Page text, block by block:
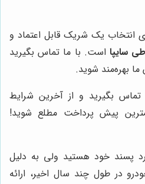
انتخاب یک شریک قابل اعتماد و
سایپا است. با ما تماس بگیرید
ما بهره‌مند شوید.
تماس بگیرید و از آخرین شرایط
پیش پرداخت مطلع شوید!
پسند خود هستید ولی به دلیل
در طول چند سال اخیر، ارائه